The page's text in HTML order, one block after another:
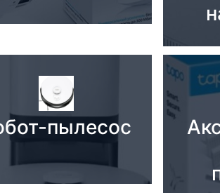
пылесос